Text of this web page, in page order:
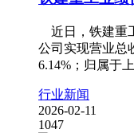
近日，铁建重
公司实现营业总
6.14%；归属于
行业新闻
2026-02-11
1047